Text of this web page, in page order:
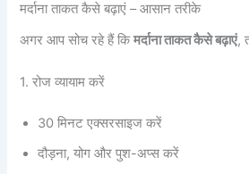
मर्दाना ताकत कैसे बढ़ाएं – आसान तरीके
अगर आप सोच रहे हैं किमर्दाना ताकत कैसे बढ़ाएं,
1. रोज व्यायाम करें
30 मिनट एक्सरसाइज करें
दौड़ना, योग और पुश-अप्स करें